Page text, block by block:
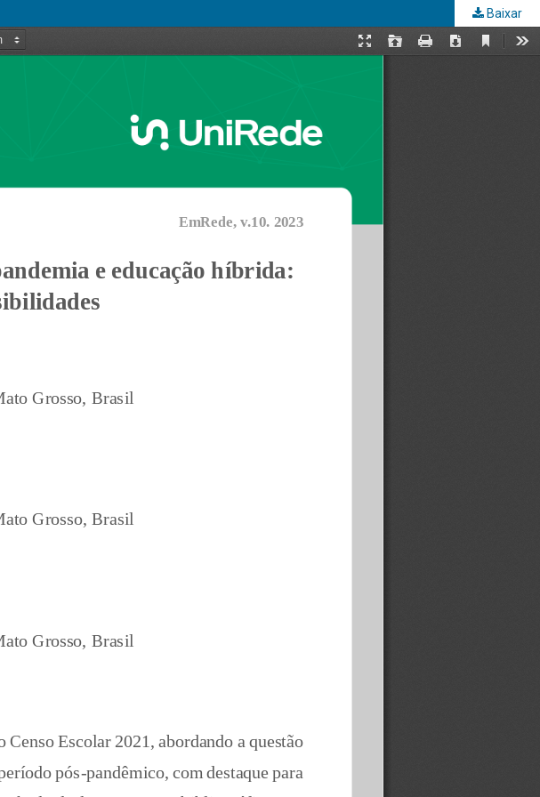
Baixar